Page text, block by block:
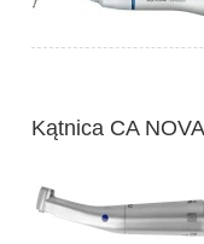
Kątnica CA